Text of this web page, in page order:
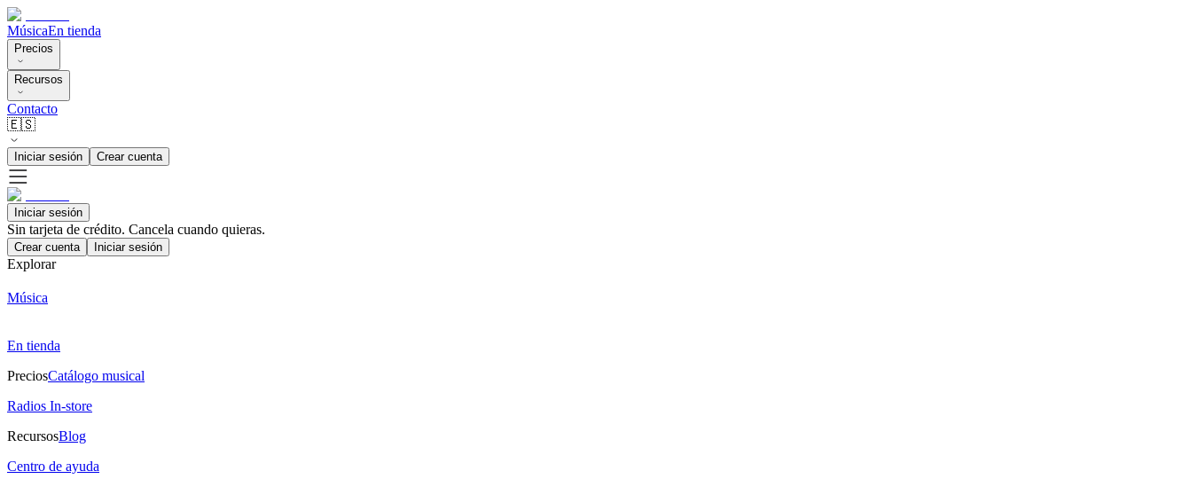
MúsicaEn tienda
Precios
Recursos
Contacto
🇪🇸
Iniciar sesión Crear cuenta
Iniciar sesión
Sin tarjeta de crédito. Cancela cuando quieras.
Crear cuenta Iniciar sesión
Explorar
Música
En tienda
PreciosCatálogo musical
Radios In-store
RecursosBlog
Centro de ayuda